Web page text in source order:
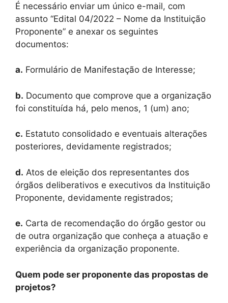
É necessário enviar um único e-mail, com
assunto “Edital 04/2022 – Nome da Instituição
Proponente” e anexar os seguintes
documentos:
a. Formulário de Manifestação de Interesse;
b. Documento que comprove que a organização
foi constituída há, pelo menos, 1 (um) ano;
c. Estatuto consolidado e eventuais alterações
posteriores, devidamente registrados;
d. Atos de eleição dos representantes dos
órgãos deliberativos e executivos da Instituição
Proponente, devidamente registrados;
e. Carta de recomendação do órgão gestor ou
de outra organização que conheça a atuação e
experiência da organização proponente.
Quem pode ser proponente das propostas de
projetos?